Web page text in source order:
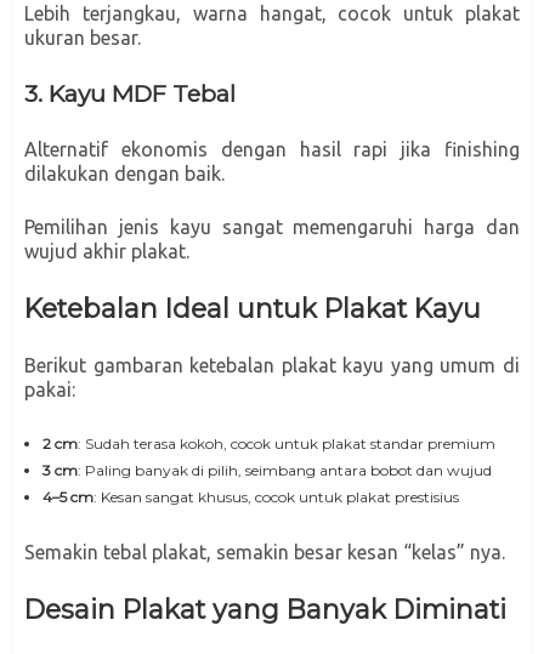
Lebih terjangkau, warna hangat, cocok untuk plakat
ukuran besar.
3. Kayu MDF Tebal
Alternatif ekonomis dengan hasil rapi jika finishing
dilakukan dengan baik.
Pemilihan jenis kayu sangat memengaruhi harga dan
wujud akhir plakat.
Ketebalan Ideal untuk Plakat Kayu
Berikut gambaran ketebalan plakat kayu yang umum di
pakai:
2 cm: Sudah terasa kokoh, cocok untuk plakat standar premium
3 cm: Paling banyak di pilih, seimbang antara bobot dan wujud
4–5 cm: Kesan sangat khusus, cocok untuk plakat prestisius
Semakin tebal plakat, semakin besar kesan “kelas” nya.
Desain Plakat yang Banyak Diminati